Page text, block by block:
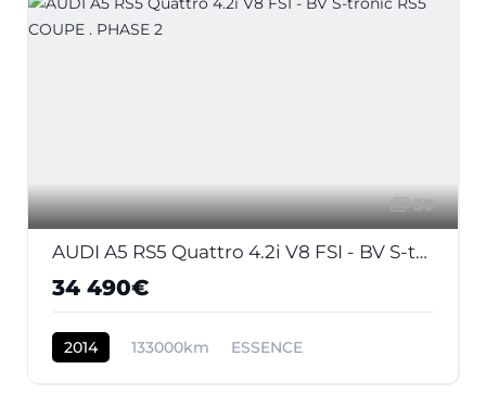
30
AUDI A5 RS5 Quattro 4.2i V8 FSI - BV S-tronic RS5 COUPE . PHASE 2
34 490€
2014 133000km ESSENCE